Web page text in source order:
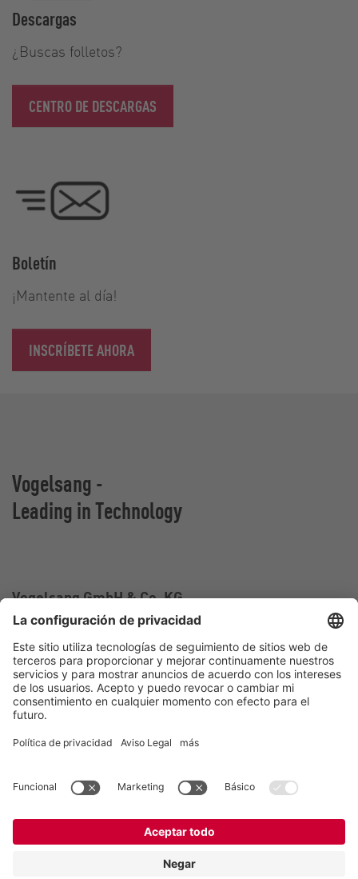
Descargas
¿Buscas folletos?
CENTRO DE DESCARGAS
Boletín
¡Mantente al día!
INSCRÍBETE AHORA
Vogelsang -
Leading in Technology
Vogelsang GmbH & Co. KG
Holthoege 10-14
49632 Essen (Oldenburg)
Alemania
Contacto
germany@vogelsang.info
Política de privacidad